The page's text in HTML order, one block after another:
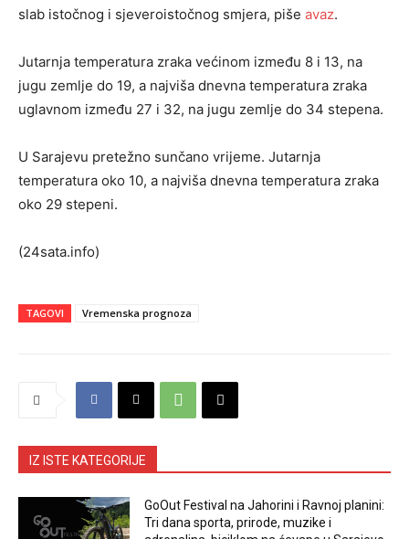
slab istočnog i sjeveroistočnog smjera, piše avaz.
Jutarnja temperatura zraka većinom između 8 i 13, na
jugu zemlje do 19, a najviša dnevna temperatura zraka
uglavnom između 27 i 32, na jugu zemlje do 34 stepena.
U Sarajevu pretežno sunčano vrijeme. Jutarnja
temperatura oko 10, a najviša dnevna temperatura zraka
oko 29 stepeni.
(24sata.info)
TAGOVI Vremenska prognoza
IZ ISTE KATEGORIJE
GoOut Festival na Jahorini i Ravnoj planini:
Tri dana sporta, prirode, muzike i